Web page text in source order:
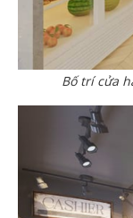
Bố trí cửa